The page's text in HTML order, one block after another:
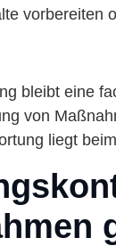
vorbereiten
bleibt eine
von
liegt